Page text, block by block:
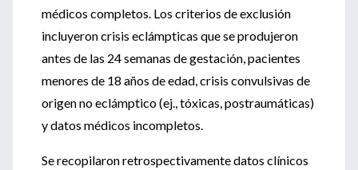
médicos completos. Los criterios de exclusión
incluyeron crisis eclámpticas que se produjeron
antes de las 24 semanas de gestación, pacientes
menores de 18 años de edad, crisis convulsivas de
origen no eclámptico (ej., tóxicas, postraumáticas)
y datos médicos incompletos.
Se recopilaron retrospectivamente datos clínicos